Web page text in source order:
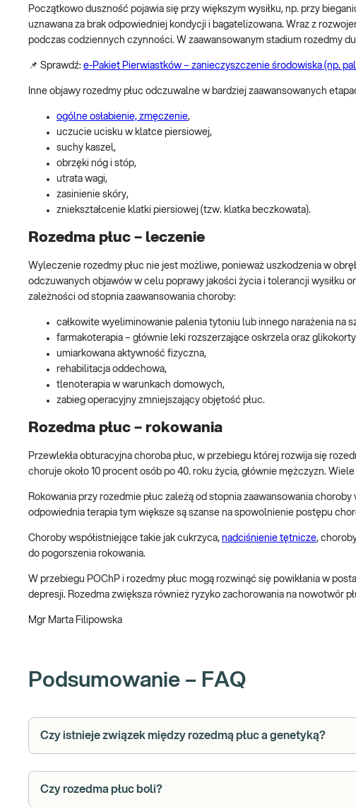
Początkowo duszność pojawia się przy większym wysiłku, np. przy
uznawana za brak odpowiedniej kondycji i bagatelizowana. Wraz z
podczas codziennych czynności. W zaawansowanym stadium rozedmy
📌 Sprawdź: e-Pakiet Pierwiastków – zanieczyszczenie środowiska (np.
Inne objawy rozedmy płuc odczuwalne w bardziej zaawansowanych
ogólne osłabienie, zmęczenie,
uczucie ucisku w klatce piersiowej,
suchy kaszel,
obrzęki nóg i stóp,
utrata wagi,
zasinienie skóry,
zniekształcenie klatki piersiowej (tzw. klatka beczkowata).
Rozedma płuc – leczenie
Wyleczenie rozedmy płuc nie jest możliwe, ponieważ uszkodzenia w
odczuwanych objawów w celu poprawy jakości życia i tolerancji wysiłku
zależności od stopnia zaawansowania choroby:
całkowite wyeliminowanie palenia tytoniu lub innego narażenia na
farmakoterapia – głównie leki rozszerzające oskrzela oraz
umiarkowana aktywność fizyczna,
rehabilitacja oddechowa,
tlenoterapia w warunkach domowych,
zabieg operacyjny zmniejszający objętość płuc.
Rozedma płuc – rokowania
Przewlekła obturacyjna choroba płuc, w przebiegu której rozwija się
choruje około 10 procent osób po 40. roku życia, głównie mężczyzn.
Rokowania przy rozedmie płuc zależą od stopnia zaawansowania
odpowiednia terapia tym większe są szanse na spowolnienie postępu
Choroby współistniejące takie jak cukrzyca, nadciśnienie tętnicze,
do pogorszenia rokowania.
W przebiegu POChP i rozedmy płuc mogą rozwinąć się powikłania w
depresji. Rozedma zwiększa również ryzyko zachorowania na nowotwór
Mgr Marta Filipowska
Podsumowanie – FAQ
Czy istnieje związek między rozedmą płuc a genetyką?
Czy rozedma płuc boli?